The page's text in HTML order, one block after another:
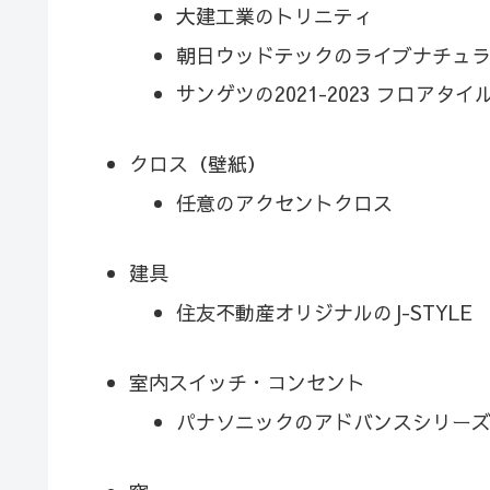
大建工業のトリニティ
朝日ウッドテックのライブナチュ
サンゲツの2021-2023 フロアタイ
クロス（壁紙）
任意のアクセントクロス
建具
住友不動産オリジナルのJ-STYLE
室内スイッチ・コンセント
パナソニックのアドバンスシリー